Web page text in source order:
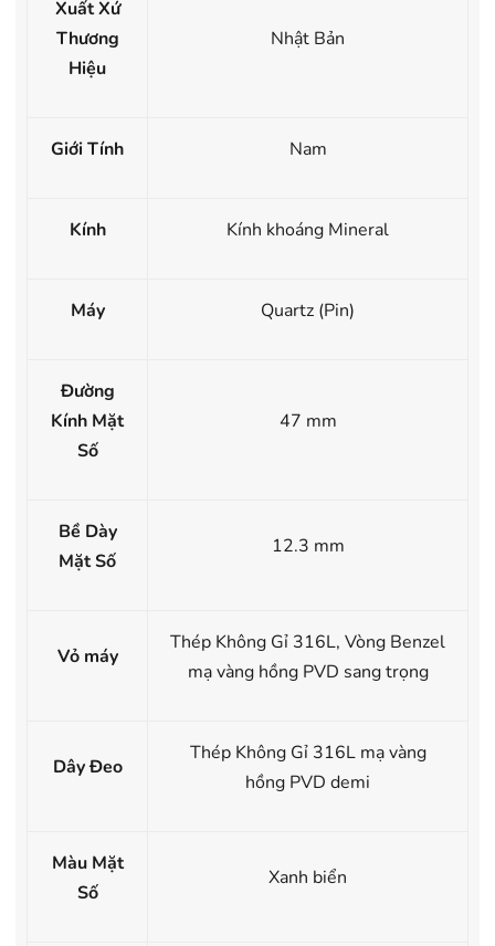
Xuất Xứ
Thương
Hiệu
Nhật Bản
Giới Tính Nam
Kính Kính khoáng Mineral
Máy Quartz (Pin)
Đường
Kính Mặt
Số
47 mm
Bề Dày
Mặt Số
12.3 mm
Vỏ máy
Thép Không Gỉ 316L, Vòng Benzel
mạ vàng hồng PVD sang trọng
Dây Đeo
Thép Không Gỉ 316L mạ vàng
hồng PVD demi
Màu Mặt
Số
Xanh biển